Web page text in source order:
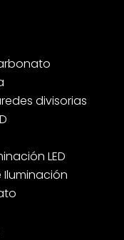
divisorias
LED
Iluminación